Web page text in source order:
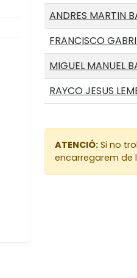
ANDRES MARTIN
FRANCISCO
MIGUEL MANUEL
RAYCO JESUS
ATENCIÓ: Si no
encarregarem de